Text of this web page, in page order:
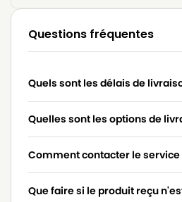
Questions fréquentes
Quels sont les délais de
Quelles sont les options de
Comment contacter le service
Que faire si le produit reçu